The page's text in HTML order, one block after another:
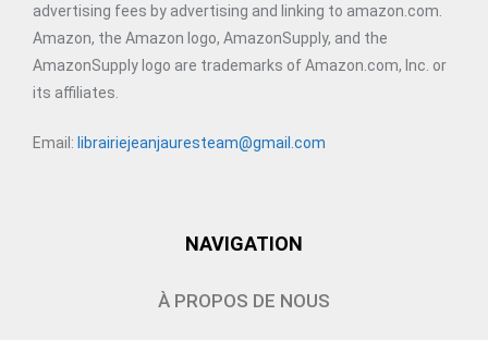
advertising fees by advertising and linking to amazon.com.
Amazon, the Amazon logo, AmazonSupply, and the
AmazonSupply logo are trademarks of Amazon.com, Inc. or
its affiliates.
Email: librairiejeanjauresteam@gmail.com
NAVIGATION
À PROPOS DE NOUS